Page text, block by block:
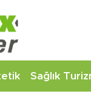
Sağlık